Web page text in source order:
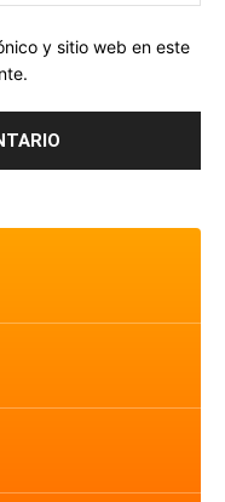
y sitio web en este